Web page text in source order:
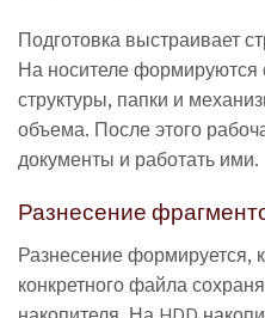
Подготовка выстраивает
На носителе формируются
структуры, папки и
объема. После этого
документы и работать ими.
Разнесение
Разнесение формируется,
конкретного файла